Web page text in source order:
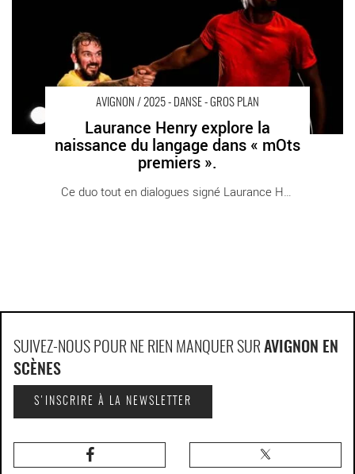
AVIGNON / 2025 - DANSE - GROS PLAN
Laurance Henry explore la
naissance du langage dans « mOts
premiers ».
SUIVEZ-NOUS POUR NE RIEN MANQUER SUR AVIGNON EN
SCÈNES
S'INSCRIRE À LA NEWSLETTER